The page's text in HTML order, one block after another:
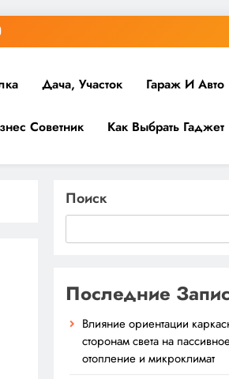
Дача, Участок Гараж И Авто
Советник Как Выбрать Гаджет
Поиск
Последние
Влияние ориентации
сторонам света на
отопление и микроклимат